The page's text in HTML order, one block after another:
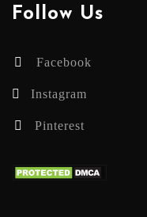
Follow Us
Facebook
Instagram
Pinterest